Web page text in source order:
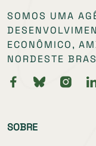
SOMOS UMA
ECONÔMICO,
NORDESTE
SOBRE